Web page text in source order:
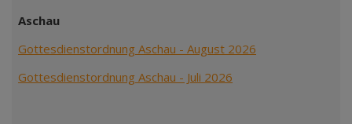
Aschau
Gottesdienstordnung Aschau - August 2026
Gottesdienstordnung Aschau - Juli 2026